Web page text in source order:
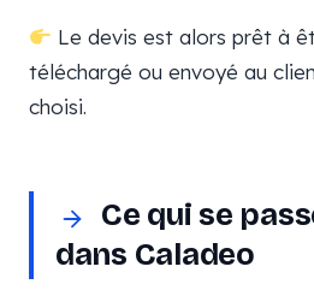
Le devis est alors prêt à
téléchargé ou envoyé au
choisi.
Ce qui se
dans Caladeo